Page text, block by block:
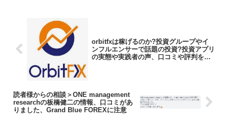
orbitfxは稼げるのか?投資グループやイ
ンフルエンサーで話題の投資?投資アプリ
の実態や実践者の声、口コミや評判を調
読者様からの相談＞ONE management
researchの板橋健二の情報、口コミがあ
りました、Grand Blue FOREXに注意